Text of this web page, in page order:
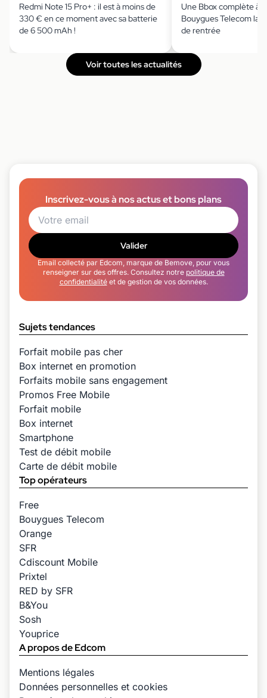
Redmi Note 15 Pro+ : il est à moins de
330 € en ce moment avec sa batterie
de 6 500 mAh !
Une Bbox complète à
Bouygues Telecom
de rentrée
Voir toutes les actualités
Inscrivez-vous à nos actus et bons plans
Valider
Email collecté par Edcom, marque de Bemove, pour vous
renseigner sur des offres. Consultez notre politique de
confidentialitéet de gestion de vos données.
Sujets tendances
Forfait mobile pas cher
Box internet en promotion
Forfaits mobile sans engagement
Promos Free Mobile
Forfait mobile
Box internet
Smartphone
Test de débit mobile
Carte de débit mobile
Top opérateurs
Free
Bouygues Telecom
Orange
SFR
Cdiscount Mobile
Prixtel
RED by SFR
B&You
Sosh
Youprice
A propos de Edcom
Mentions légales
Données personnelles et cookies